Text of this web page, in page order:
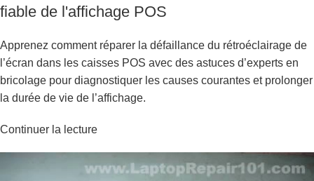
fiable de l'affichage POS
Apprenez comment réparer la défaillance du rétroéclairage de
l’écran dans les caisses POS avec des astuces d’experts en
bricolage pour diagnostiquer les causes courantes et prolonger
la durée de vie de l’affichage.
Continuer la lecture